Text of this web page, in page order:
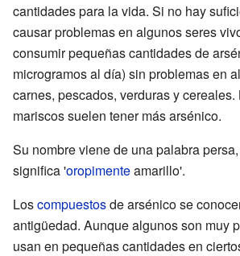
cantidades para la vida. Si no hay
causar problemas en algunos seres
consumir pequeñas cantidades de
microgramos al día) sin problemas en
carnes, pescados, verduras y cereales.
mariscos suelen tener más arsénico.
Su nombre viene de una palabra
significa 'oropimenteamarillo'.
Loscompuestosde arsénico se
antigüedad. Aunque algunos son muy
usan en pequeñas cantidades en